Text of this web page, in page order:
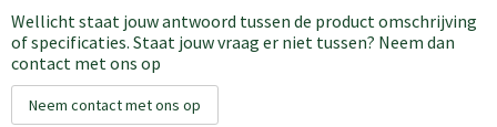
Wellicht staat jouw antwoord tussen de product omschrijving
of specificaties. Staat jouw vraag er niet tussen? Neem dan
contact met ons op
Neem contact met ons op